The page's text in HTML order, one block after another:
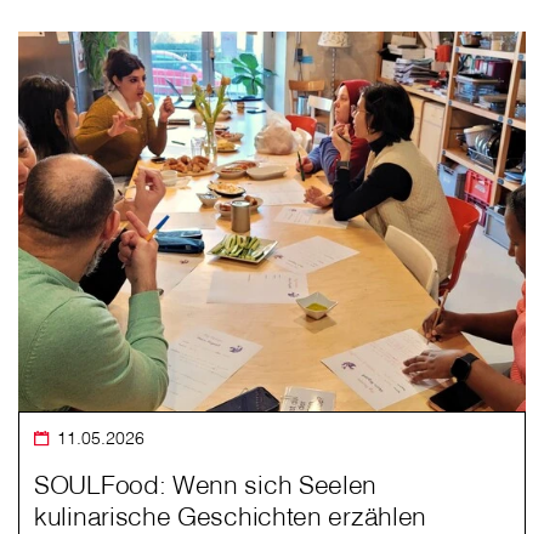
11.05.2026
SOULFood: Wenn sich Seelen
kulinarische Geschichten erzählen